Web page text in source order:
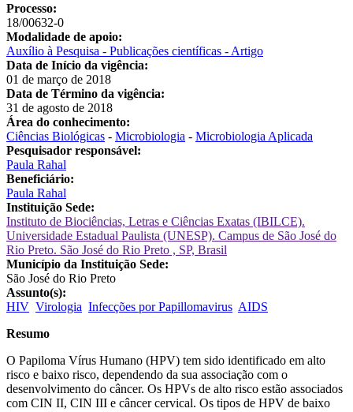
Processo:
18/00632-0
Modalidade de apoio:
Auxílio à Pesquisa - Publicações científicas - Artigo
Data de Início da vigência:
01 de março de 2018
Data de Término da vigência:
31 de agosto de 2018
Área do conhecimento:
Ciências Biológicas - Microbiologia - Microbiologia Aplicada
Pesquisador responsável:
Paula Rahal
Beneficiário:
Paula Rahal
Instituição Sede:
Instituto de Biociências, Letras e Ciências Exatas (IBILCE).
Universidade Estadual Paulista (UNESP). Campus de São José do
Rio Preto. São José do Rio Preto , SP, Brasil
Município da Instituição Sede:
São José do Rio Preto
Assunto(s):
HIV Virologia Infecções por Papillomavirus AIDS
Resumo
O Papiloma Vírus Humano (HPV) tem sido identificado em alto
risco e baixo risco, dependendo da sua associação com o
desenvolvimento do câncer. Os HPVs de alto risco estão associados
com CIN II, CIN III e câncer cervical. Os tipos de HPV de baixo